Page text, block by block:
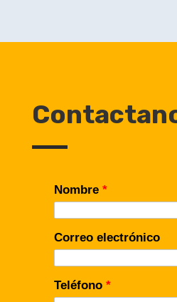
Nombre *
Correo electrónico
Teléfono *